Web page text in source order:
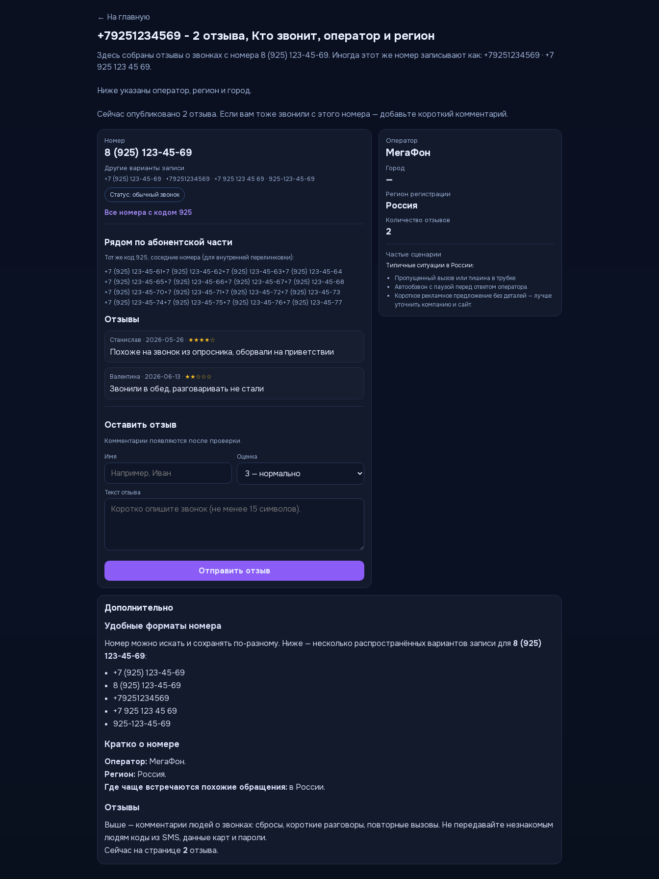
← На главную
+79251234569 - 2 отзыва, Кто звонит, оператор и регион
Здесь собраны отзывы о звонках с номера 8 (925) 123-45-69. Иногда этот же номер записывают как: +79251234569 · +7
925 123 45 69.
Ниже указаны оператор, регион и город.
Сейчас опубликовано 2 отзыва. Если вам тоже звонили с этого номера — добавьте короткий комментарий.
Номер
8 (925) 123-45-69
Другие варианты записи
+7 (925) 123-45-69 · +79251234569 · +7 925 123 45 69 · 925-123-45-69
Статус: обычный звонок
Все номера с кодом 925
Рядом по абонентской части
Тот же код 925, соседние номера (для внутренней перелинковки):
+7 (925) 123-45-61+7 (925) 123-45-62+7 (925) 123-45-63+7 (925) 123-45-64
+7 (925) 123-45-65+7 (925) 123-45-66+7 (925) 123-45-67+7 (925) 123-45-68
+7 (925) 123-45-70+7 (925) 123-45-71+7 (925) 123-45-72+7 (925) 123-45-73
+7 (925) 123-45-74+7 (925) 123-45-75+7 (925) 123-45-76+7 (925) 123-45-77
Отзывы
Станислав · 2026-05-26 · ★★★★☆
Похоже на звонок из опросника, оборвали на приветствии
Валентина · 2026-06-13 · ★★☆☆☆
Звонили в обед, разговаривать не стали
Оставить отзыв
Комментарии появляются после проверки.
Имя Оценка
Текст отзыва
Отправить отзыв
Оператор
МегаФон
Город
—
Регион регистрации
Россия
Количество отзывов
2
Частые сценарии
Типичные ситуации в России:
Пропущенный вызов или тишина в трубке.
Автообзвон с паузой перед ответом оператора.
Короткое рекламное предложение без деталей — лучше
уточнить компанию и сайт.
Дополнительно
Удобные форматы номера
Номер можно искать и сохранять по-разному. Ниже — несколько распространённых вариантов записи для 8 (925)
123-45-69:
+7 (925) 123-45-69
8 (925) 123-45-69
+79251234569
+7 925 123 45 69
925-123-45-69
Кратко о номере
Оператор: МегаФон.
Регион: Россия.
Где чаще встречаются похожие обращения:в России.
Отзывы
Выше — комментарии людей о звонках: сбросы, короткие разговоры, повторные вызовы. Не передавайте незнакомым
людям коды из SMS, данные карт и пароли.
Сейчас на странице 2 отзыва.